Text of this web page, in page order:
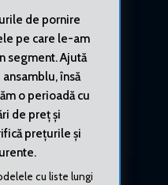
de pornire
pe care le-am
segment. Ajută
însă
o perioadă cu
de preț și
prețurile și
cu liste lungi